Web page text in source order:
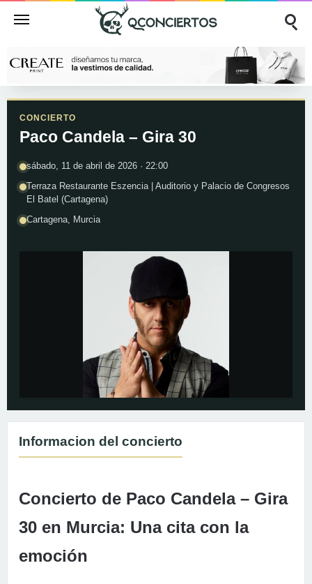
CONCIERTO
Paco Candela – Gira 30
sábado, 11 de abril de 2026 · 22:00
Terraza Restaurante Eszencia | Auditorio y Palacio de Congresos
El Batel (Cartagena)
Cartagena, Murcia
Informacion del concierto
Concierto de Paco Candela – Gira
30 en Murcia: Una cita con la
emoción